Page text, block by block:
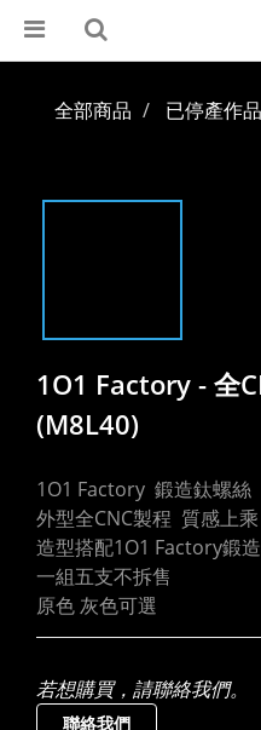
全部商品 已停產作品
1O1 Factory - 全
(M8L40)
1O1 Factory  鍛造鈦螺絲
外型全CNC製程  質感上乘
造型搭配1O1 Factory鍛
一組五支不拆售
原色 灰色可選
若想購買，請聯絡我們。
聯絡我們